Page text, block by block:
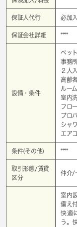
保証人代行 必加
保証会社詳細 ****
設備・条件
ペッ
事務
２人
高齢
ルー
室内
フロ
プロ
シャ
エア
条件(その他) ****
取引形態/賃貸
区分
仲介/
室内
備え
快適
う。